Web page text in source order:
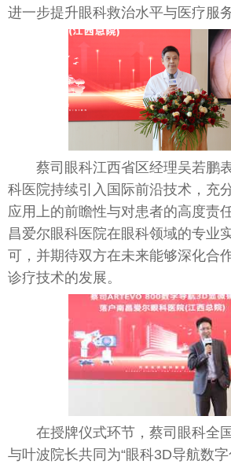
进一步提升眼科救治水平与医疗服
蔡司眼科江西省区经理吴若鹏
科医院持续引入国际前沿技术，充
应用上的前瞻性与对患者的高度责
昌爱尔眼科医院在眼科领域的专业
可，并期待双方在未来能够深化合
诊疗技术的发展。
在授牌仪式环节，蔡司眼科全
与叶波院长共同为“眼科3D导航数